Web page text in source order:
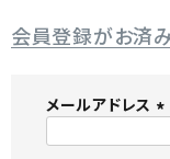
会員登録がお済
メールアドレス